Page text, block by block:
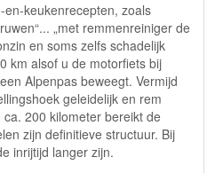
en-keukenrecepten, zoals
„met remmenreiniger de
en soms zelfs schadelijk
km alsof u de motorfiets bij
Alpenpas beweegt. Vermijd
geleidelijk en rem
200 kilometer bereikt de
zijn definitieve structuur. Bij
inrijtijd langer zijn.